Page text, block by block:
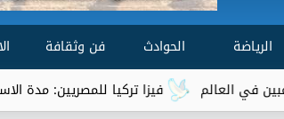
الرياضة الحوادث فن وثقافة
فيزا تركيا للمصريين: مدة الاستخراج